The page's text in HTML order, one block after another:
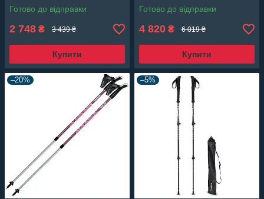
Готово до відправки
2 748 ₴ 3 439 ₴
Купити
Готово до відправки
4 820 ₴ 6 019 ₴
Купити
–20% –5%